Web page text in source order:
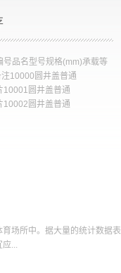
品名型号规格(mm)承载等
10000圆井盖普通
圆井盖普通
圆井盖普通
场所中。据大量的统计数据表
...